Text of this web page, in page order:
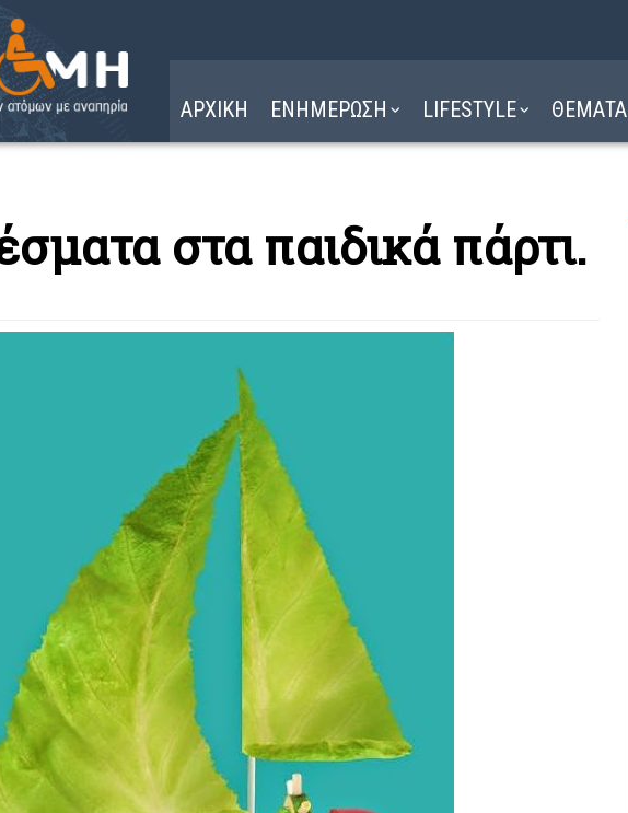
ΑΡΧΙΚΗ ΕΝΗΜΕΡΩΣΗ LIFESTYLE ΘΕΜΑΤΑ
στα παιδικά πάρτι.